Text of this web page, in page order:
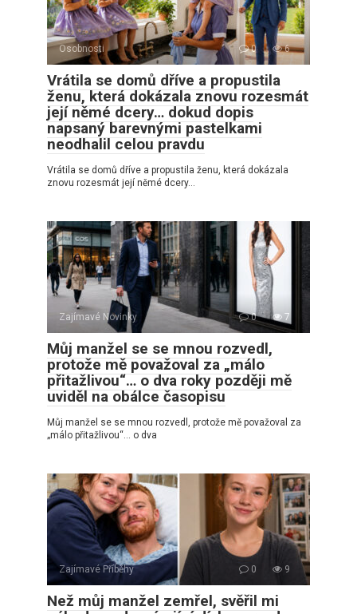
Osobnosti 0 6
Vrátila se domů dříve a propustila
ženu, která dokázala znovu rozesmát
její němé dcery… dokud dopis
napsaný barevnými pastelkami
neodhalil celou pravdu
Vrátila se domů dříve a propustila ženu, která dokázala
znovu rozesmát její němé dcery…
Zajímavé Novinky 0 7
Můj manžel se se mnou rozvedl,
protože mě považoval za „málo
přitažlivou“… o dva roky později mě
uviděl na obálce časopisu
Můj manžel se se mnou rozvedl, protože mě považoval za
„málo přitažlivou“… o dva
Zajímavé Příběhy 0 9
Než můj manžel zemřel, svěřil mi